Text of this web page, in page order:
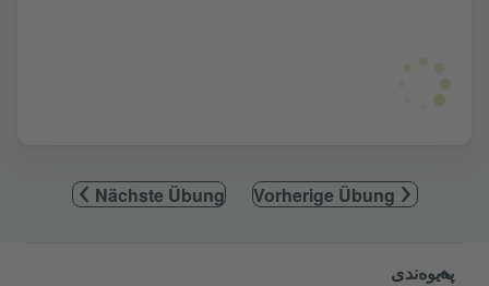
Vorherige Übung
Nächste Übung
Service- und Informationsbereich
پەیوەندی